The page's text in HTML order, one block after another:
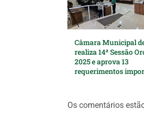
Câmara Municipal
realiza 14ª Sessão
2025 e aprova 13
requerimentos
Os comentários